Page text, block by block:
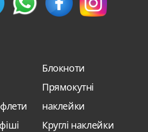
Блокноти
Прямокутні
наклейки
Круглі наклейки